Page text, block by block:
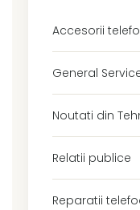
Accesorii
General
Noutati din
Relatii publice
Reparatii